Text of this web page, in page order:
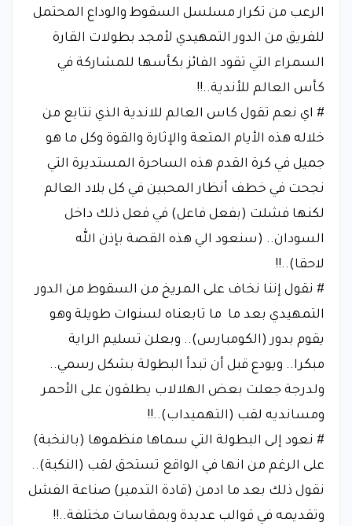
الرعب من تكرار مسلسل السقوط والوداع المحتمل
للفريق من الدور التمهيدي لأمجد بطولات القارة
السمراء التي تقود الفائز بكأسها للمشاركة في
كأس العالم للأندية..!!
# اي نعم تقول كاس العالم للاندية الذي نتابع من
خلاله هذه الأيام المتعة والإثارة والقوة وكل ما هو
جميل في كرة القدم هذه الساحرة المستديرة التي
نجحت في خطف أنظار المحبين في كل بلاد العالم
لكنها فشلت (بفعل فاعل) في فعل ذلك داخل
السودان.. (سنعود الي هذه القصة بإذن الله
لاحقا)..!!
# نقول إننا نخاف على المريخ من السقوط من الدور
التمهيدي بعد ما ما تابعناه لسنوات طويلة وهو
يقوم بدور (الكومبارس).. وبعلن تسليم الراية
مبكرا.. ويودع قبل أن تبدأ البطولة بشكل رسمي..
ولدرجة جعلت بعض الهلالاب يطلقون على الأحمر
ومسانديه لقب (التهميداب)..!!
# نعود إلى البطولة التي سماها منظموها (بالنخبة)
على الرغم من انها في الواقع تستحق لقب (النكبة)..
نقول ذلك بعد ما ادمن (قادة التدمير) صناعة الفشل
وتقديمه في قوالب عديدة وبمقاسات مختلفة..!!